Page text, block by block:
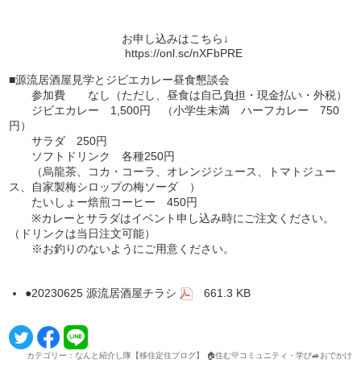
お申し込みはこちら↓
https://onl.sc/nXFbPRE
■源流居酒屋見学とジビエカレー昼食懇談会
参加費 なし（ただし、昼食は自己負担・現金払い・外税）
ジビエカレー 1,500円 （小学生未満 ハーフカレー 750
円）
サラダ 250円
ソフトドリンク 各種250円
（烏龍茶、コカ・コーラ、オレンジジュース、トマトジュー
ス、自家製梅シロップの梅ソーダ ）
たいしょー焙煎コーヒー 450円
※カレーとサラダはイベント申し込み時にご注文ください。
（ドリンクは当日注文可能）
※お釣りのないようにご用意ください。
●20230625 源流居酒屋チラシ 661.3 KB
カテゴリー：なんと紹介し隊【移住定住ブログ】 🏠住む💛コミュニティ・学び🚙おでかけ